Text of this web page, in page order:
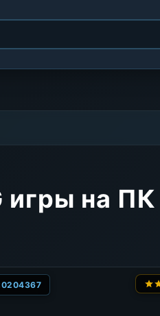
игры на ПК